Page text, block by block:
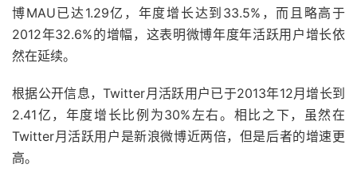
博MAU已达1.29亿，年度增长达到33.5%，而且略高于
2012年32.6%的增幅，这表明微博年度年活跃用户增长依
然在延续。
根据公开信息，Twitter月活跃用户已于2013年12月增长到
2.41亿，年度增长比例为30%左右。相比之下，虽然在
Twitter月活跃用户是新浪微博近两倍，但是后者的增速更
高。